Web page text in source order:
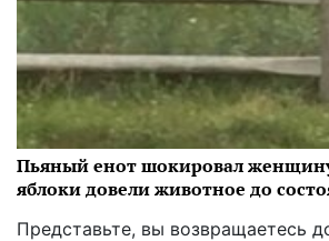
Пьяный енот шокировал
яблоки довели животное до
Представьте, вы возвращаетесь